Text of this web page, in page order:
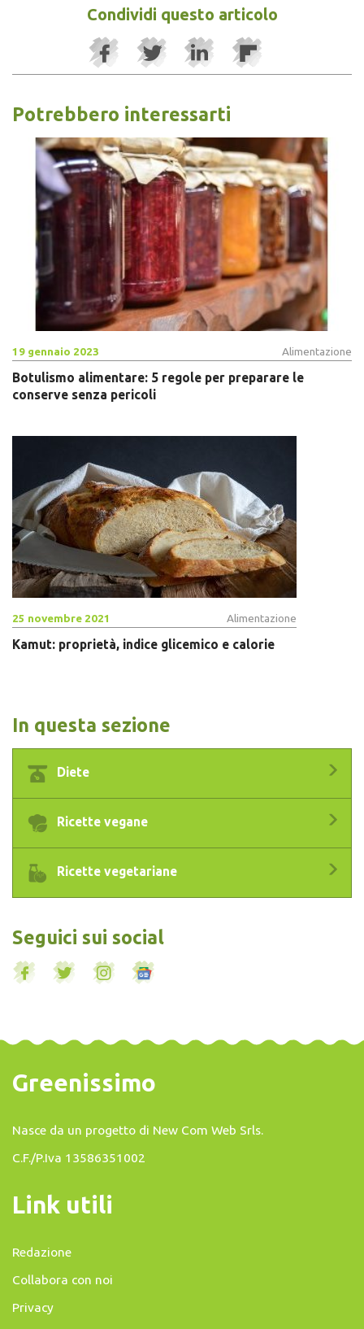
Condividi questo articolo
Potrebbero interessarti
19 gennaio 2023 Alimentazione
Botulismo alimentare: 5 regole per preparare le
conserve senza pericoli
25 novembre 2021 Alimentazione
Kamut: proprietà, indice glicemico e calorie
In questa sezione
Diete
Ricette vegane
Ricette vegetariane
Seguici sui social
Greenissimo
Nasce da un progetto di New Com Web Srls.
C.F./P.Iva 13586351002
Link utili
Redazione
Collabora con noi
Privacy